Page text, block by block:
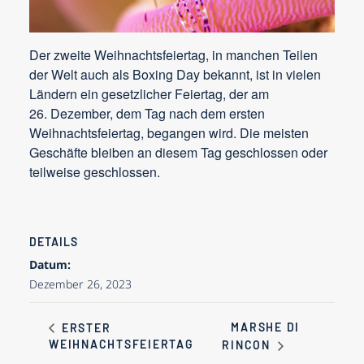
Der zweite Weihnachtsfeiertag, in manchen Teilen
der Welt auch als Boxing Day bekannt, ist in vielen
Ländern ein gesetzlicher Feiertag, der am
26. Dezember, dem Tag nach dem ersten
Weihnachtsfeiertag, begangen wird. Die meisten
Geschäfte bleiben an diesem Tag geschlossen oder
teilweise geschlossen.
DETAILS
Datum:
Dezember 26, 2023
ERSTER
WEIHNACHTSFEIERTAG
MARSHE DI
RINCON